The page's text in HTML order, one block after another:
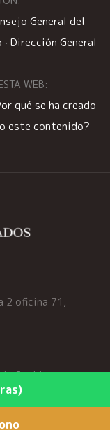
General del
· Dirección General
WEB:
qué se ha creado
este contenido?
2 oficina 71,
·Cookies
sitio